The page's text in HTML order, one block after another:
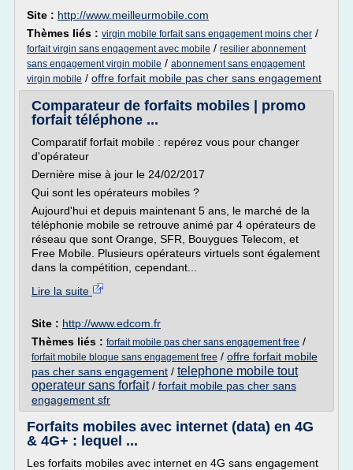
Site : http://www.meilleurmobile.com
Thèmes liés : virgin mobile forfait sans engagement moins cher /
forfait virgin sans engagement avec mobile / resilier abonnement
sans engagement virgin mobile / abonnement sans engagement
virgin mobile / offre forfait mobile pas cher sans engagement
Comparateur de forfaits mobiles | promo
forfait téléphone ...
Comparatif forfait mobile : repérez vous pour changer
d'opérateur
Dernière mise à jour le 24/02/2017
Qui sont les opérateurs mobiles ?
Aujourd'hui et depuis maintenant 5 ans, le marché de la
téléphonie mobile se retrouve animé par 4 opérateurs de
réseau que sont Orange, SFR, Bouygues Telecom, et
Free Mobile. Plusieurs opérateurs virtuels sont également
dans la compétition, cependant...
Lire la suite
Site : http://www.edcom.fr
Thèmes liés : forfait mobile pas cher sans engagement free /
forfait mobile bloque sans engagement free / offre forfait mobile
pas cher sans engagement / telephone mobile tout
operateur sans forfait/ forfait mobile pas cher sans
engagement sfr
Forfaits mobiles avec internet (data) en 4G
& 4G+ : lequel ...
Les forfaits mobiles avec internet en 4G sans engagement